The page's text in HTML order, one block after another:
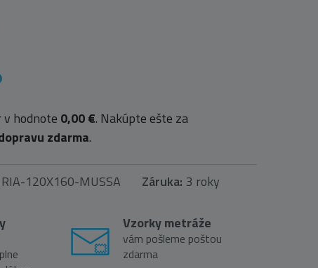
hodnote 0,00 €. Nakúpte ešte za
zdarma.
120X160-MUSSA Záruka: 3 roky
Vzorky metráže
vám pošleme poštou
zdarma